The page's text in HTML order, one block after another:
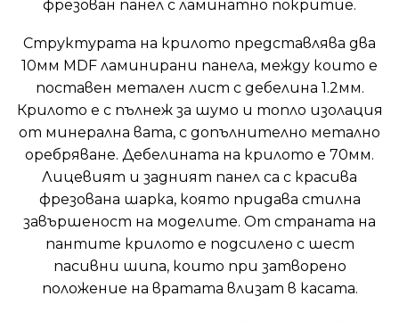
фрезован панел с ламинатно покритие.
Структурата на крилото представлява два
10мм MDF ламинирани панела, между които е
поставен метален лист с дебелина 1.2мм.
Крилото е с пълнеж за шумо и топло изолация
от минерална вата, с допълнително метално
оребряване. Дебелината на крилото е 70мм.
Лицевият и задният панел са с красива
фрезована шарка, която придава стилна
завършеност на моделите. От страната на
пантите крилото е подсилено с шест
пасивни шипа, които при затворено
положение на вратата влизат в касата.